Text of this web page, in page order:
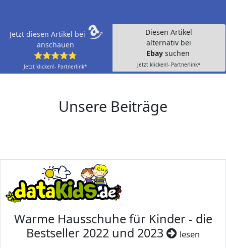
Jetzt diesen Artikel bei
anschauen
⭐⭐⭐⭐⭐
Jetzt klicken!- Partnerlink*
Diesen Artikel
alternativ bei
Ebay suchen
Jetzt klicken!- Partnerlink*
Unsere Beiträge
Warme Hausschuhe für Kinder - die
Bestseller 2022 und 2023
lesen